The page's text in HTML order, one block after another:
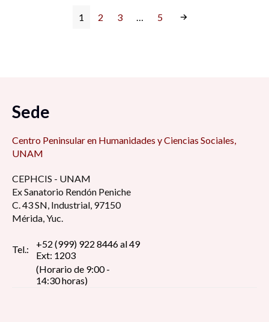
1 2 3 … 5
Sede
Centro Peninsular en Humanidades y Ciencias Sociales,
UNAM
CEPHCIS - UNAM
Ex Sanatorio Rendón Peniche
C. 43 SN, Industrial, 97150
Mérida, Yuc.
Tel.:
+52 (999) 922 8446 al 49
Ext: 1203
(Horario de 9:00 -
14:30 horas)